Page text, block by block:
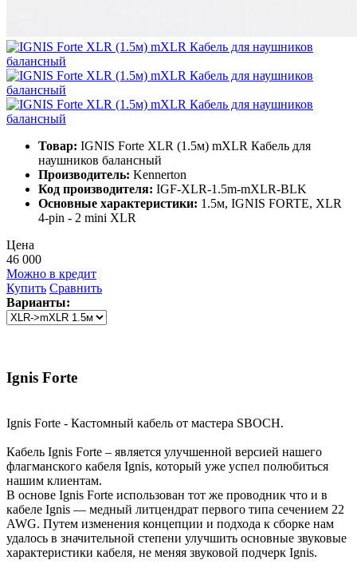
Товар: IGNIS Forte XLR (1.5м) mXLR Кабель для
наушников балансный
Производитель: Kennerton
Код производителя: IGF-XLR-1.5m-mXLR-BLK
Основные характеристики: 1.5м, IGNIS FORTE, XLR
4-pin - 2 mini XLR
Цена
46 000
Можно в кредит
Купить Сравнить
Варианты:
Ignis Forte
Ignis Forte - Кастомный кабель от мастера SBOCH.
Кабель Ignis Forte – является улучшенной версией нашего
флагманского кабеля Ignis, который уже успел полюбиться
нашим клиентам.
В основе Ignis Forte использован тот же проводник что и в
кабеле Ignis — медный литцендрат первого типа сечением 22
AWG. Путем изменения концепции и подхода к сборке нам
удалось в значительной степени улучшить основные звуковые
характеристики кабеля, не меняя звуковой подчерк Ignis.